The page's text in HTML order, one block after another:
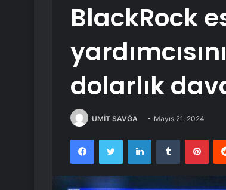
BlackRock
dolarlık
ÜMİT SAVĞA Mayıs 21, 2024
FacebookTwitter LinkedInTumblr